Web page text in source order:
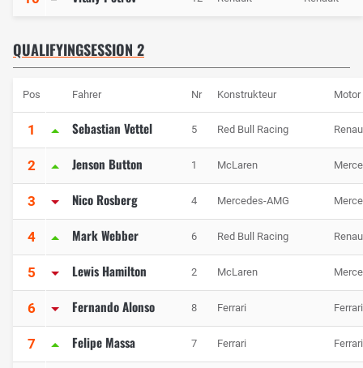
QUALIFYINGSESSION 2
Pos Fahrer Nr Konstrukteur Motor
1 Sebastian Vettel 5 Red Bull Racing
2 Jenson Button 1 McLaren
3 Nico Rosberg 4 Mercedes-AMG
4 Mark Webber 6 Red Bull Racing
5 Lewis Hamilton 2 McLaren
6 Fernando Alonso 8 Ferrari Ferrari
7 Felipe Massa 7 Ferrari Ferrari